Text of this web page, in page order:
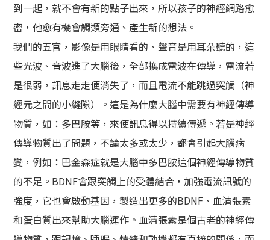
到一起，就不會有新的點子出來，所以孩子的神經網路愈
密，他愈有機會觸類旁通、產生新的想法。
我們的五官，影像是用眼睛看的、聲音是用耳朵聽的，這
些光波、音波進了大腦後，全部換成電波在傳導，電流若
是很弱，訊息走走便消失了，而且電流不能跳過突觸（神
經元之間的小縫隙）。這是為什麼大腦中需要有神經傳導
物質，如：多巴胺等，來使訊息得以持續傳遞。若是神經
傳導物質出了問題，不論太多或太少，都會引起大腦病
變，例如：巴金森症就是大腦中多巴胺這個神經傳導物質
的不足。BDNF會跟突觸上的受體結合，加強電流訊號的
強度，它也會啟動基因，製造出更多的BDNF、血清張素
和蛋白質出來幫助大腦運作。血清張素是個古老的神經傳